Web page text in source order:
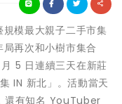
規模最大親子二手市集
局再次和小樹市集合
5 日連續三天在新莊
IN 新北」。活動當天
還有知名 YouTuber